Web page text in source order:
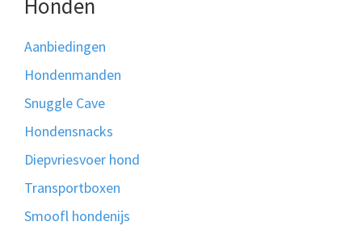
Honden
Aanbiedingen
Hondenmanden
Snuggle Cave
Hondensnacks
Diepvriesvoer hond
Transportboxen
Smoofl hondenijs